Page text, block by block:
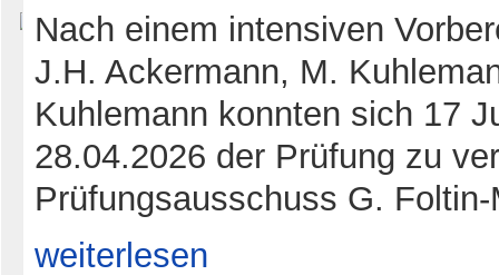
Nach einem intensiven
J.H. Ackermann, M.
Kuhlemann konnten sich 17
28.04.2026 der Prüfung zu
Prüfungsausschuss G.
weiterlesen